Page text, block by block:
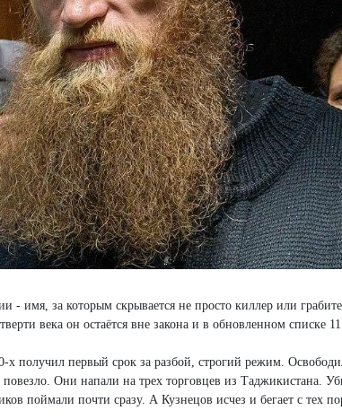
- имя, за которым скрывается не просто киллер или
века он остаётся вне закона и в обновленном списке
получил первый срок за разбой, строгий режим.
Они напали на трех торговцев из Таджикистана.
поймали почти сразу. А Кузнецов исчез и бегает с тех